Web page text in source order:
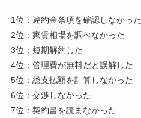
1位：違約金条項を確認しなかった
2位：家賃相場を調べなかった
3位：短期解約した
4位：管理費が無料だと誤解した
5位：総支払額を計算しなかった
6位：交渉しなかった
7位：契約書を読まなかった